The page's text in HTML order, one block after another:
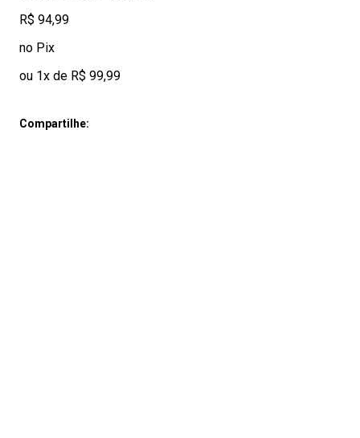
R$ 94,99
no Pix
ou 1x de R$ 99,99
Compartilhe: